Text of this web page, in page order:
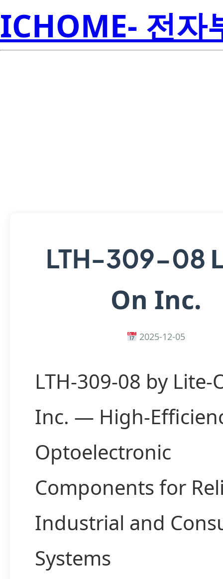
ICHOME- 전자
LTH-309-08
On Inc.
2025-12-05
LTH-309-08 by Lite-
Inc. — High-
Optoelectronic
Components for
Industrial and
Systems